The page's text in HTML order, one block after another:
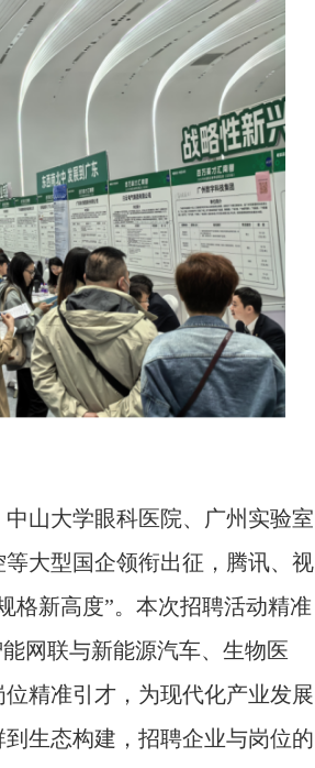
中山大学眼科医院、广州实验室
大型国企领衔出征，腾讯、视
格新高度”。本次招聘活动精准
网联与新能源汽车、生物医
精准引才，为现代化产业发展
生态构建，招聘企业与岗位的